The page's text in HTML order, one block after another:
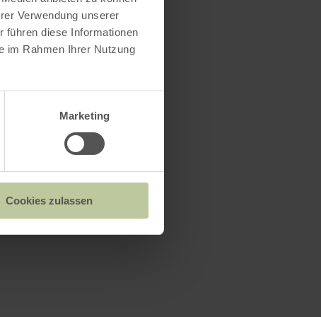
Verwendung unserer
führen diese Informationen
im Rahmen Ihrer Nutzung
Marketing
Cookies zulassen